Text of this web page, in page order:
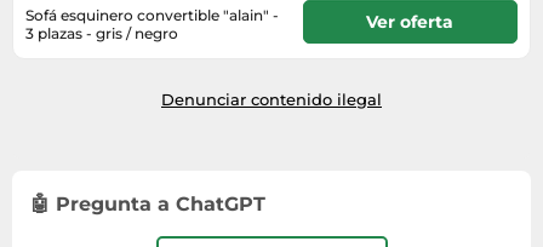
Ropa deportiva y outdoor
Zapatillas de tenis
Perfumes de mujer
Placer y anticoncepción
Protectores solares
Media
Monitores y pantallas ordenador
Móviles
Playmobil
Vehículos a escala
Relojes
Zapatillas de baloncesto
Sofá esquinero convertible "alain" -
3 plazas - gris / negro
Ver oferta
Denunciar contenido ilegal
🤖 Pregunta a ChatGPT